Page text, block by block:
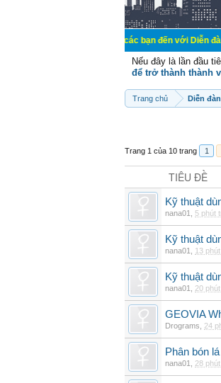
Chào mừng các bạn đến với Diễn đàn Cơ
Nếu đây là lần đầu
để trở thành thành
Trang chủ Diễn đàn
Trang 1 của 10 trang 1
TIÊU ĐỀ
Kỹ thuật
nana01 5 phút
Kỹ thuật
nana01 13
Kỹ thuật
nana01 20
GEOVIA
Drograms 24
Phân bón
nana01 28